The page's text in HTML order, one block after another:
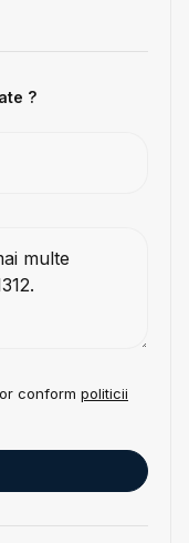
?
conform politicii